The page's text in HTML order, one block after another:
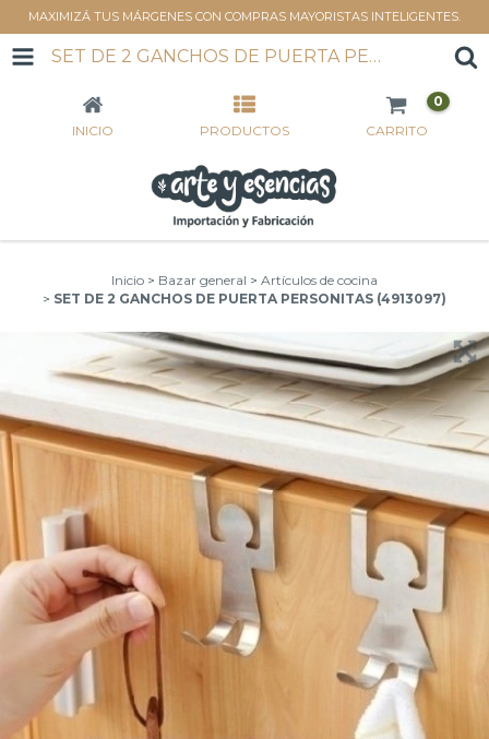
MAXIMIZÁ TUS MÁRGENES CON COMPRAS MAYORISTAS INTELIGENTES.
SET DE 2 GANCHOS DE PUERTA PERSONITAS (4913097)
INICIO PRODUCTOS CARRITO
0
Inicio > Bazar general > Artículos de cocina
> SET DE 2 GANCHOS DE PUERTA PERSONITAS (4913097)